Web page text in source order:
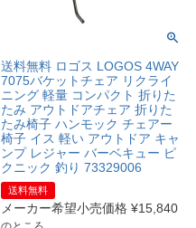
送料無料 ロゴス LOGOS 4WAY
7075バケットチェア リクライ
ニング 軽量 コンパクト 折りた
たみ アウトドアチェア 折りた
たみ椅子 ハンモック チェアー
椅子 イス 軽い アウトドア キャ
ンプ レジャー バーベキュー ピ
クニック 釣り 73329006
送料無料
メーカー希望小売価格 ¥15,840